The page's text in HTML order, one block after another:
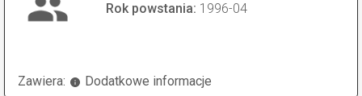
Rok powstania: 1996-04
Zawiera: Dodatkowe informacje